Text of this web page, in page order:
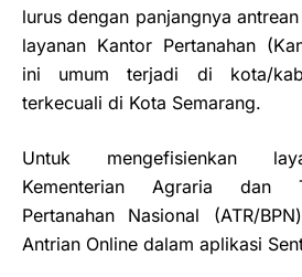
lurus dengan panjangnya
layanan Kantor Pertanahan
ini umum terjadi di kota/
terkecuali di Kota Semarang.
Untuk mengefisienkan
Kementerian Agraria dan
Pertanahan Nasional (ATR/
Antrian Online dalam aplikasi